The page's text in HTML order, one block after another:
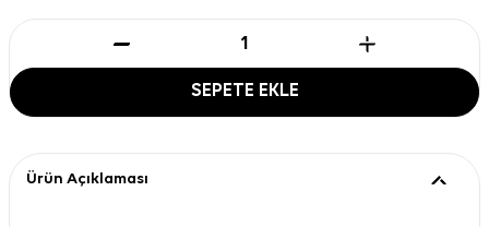
SEPETE EKLE
Ürün Açıklaması